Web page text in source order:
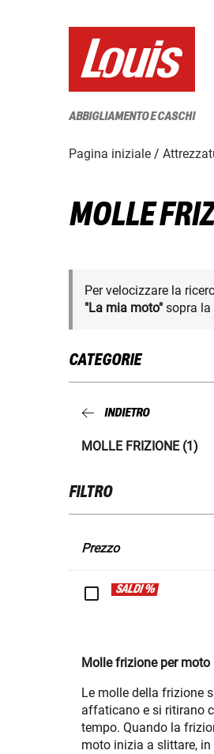
ABBIGLIAMENTO E CASCHI
Pagina iniziale
MOLLE
Per velocizzare la
"La mia moto" sopra
CATEGORIE
INDIETRO
MOLLE FRIZIONE (1)
FILTRO
Prezzo
SALDI %
Molle frizione per moto
Le molle della frizione
affaticano e si ritirano
tempo. Quando la
moto inizia a slittare, in